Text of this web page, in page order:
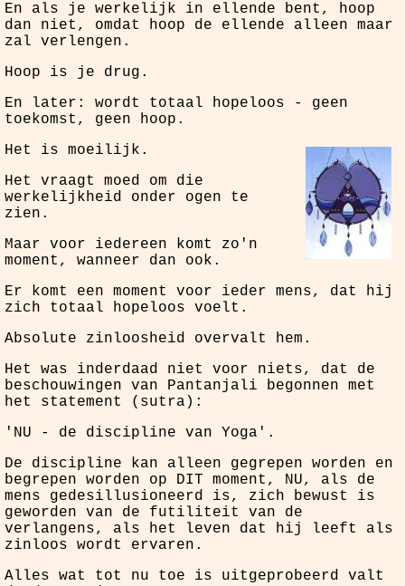
En als je werkelijk in ellende bent, hoop
dan niet, omdat hoop de ellende alleen maar
zal verlengen.
Hoop is je drug.
En later: wordt totaal hopeloos - geen
toekomst, geen hoop.
Het is moeilijk.
Het vraagt moed om die
werkelijkheid onder ogen te
zien.
Maar voor iedereen komt zo'n
moment, wanneer dan ook.
Er komt een moment voor ieder mens, dat hij
zich totaal hopeloos voelt.
Absolute zinloosheid overvalt hem.
Het was inderdaad niet voor niets, dat de
beschouwingen van Pantanjali begonnen met
het statement (sutra):
'NU - de discipline van Yoga'.
De discipline kan alleen gegrepen worden en
begrepen worden op DIT moment, NU, als de
mens gedesillusioneerd is, zich bewust is
geworden van de futiliteit van de
verlangens, als het leven dat hij leeft als
zinloos wordt ervaren.
Alles wat tot nu toe is uitgeprobeerd valt